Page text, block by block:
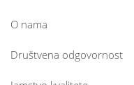
O nama
Društvena odgovornost